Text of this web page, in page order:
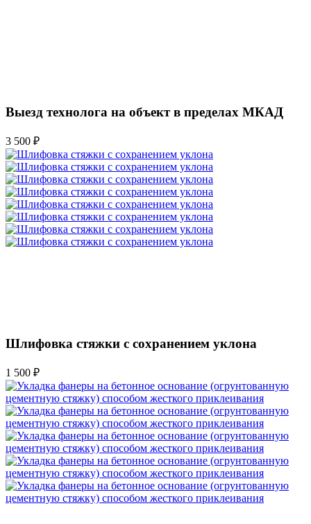
Выезд технолога на объект в пределах МКАД
3 500 ₽
Шлифовка стяжки с сохранением уклона
1 500 ₽